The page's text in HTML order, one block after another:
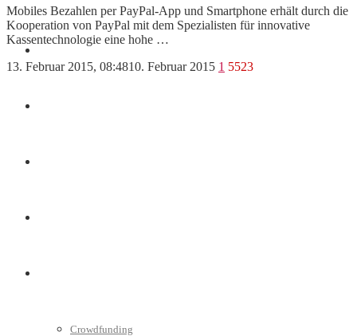
Crowdfunding
Mobiles Bezahlen per PayPal-App und Smartphone erhält durch die
Kooperation von PayPal mit dem Spezialisten für innovative
Kassentechnologie eine hohe …
13. Februar 2015, 08:4810. Februar 2015 1 5523